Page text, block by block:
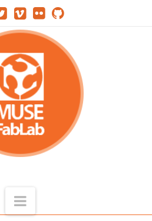
Navigation